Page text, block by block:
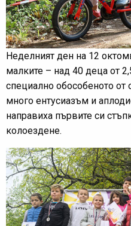
Неделният ден на 12
малките – над 40 деца от
специално обособеното от
много ентусиазъм и
направиха първите си
колоездене.